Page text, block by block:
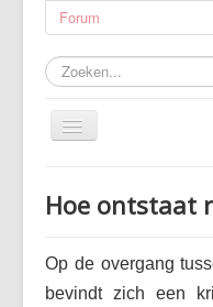
Forum
Zoeken...
Schakelen
navigatie
Behandeling
Wetenschappelijk
Wie zijn wij?
Hoe ontstaat
Op de overgang
bevindt zich een